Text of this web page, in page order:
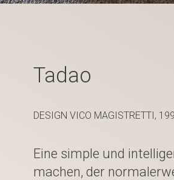
Tadao
DESIGN VICO MAGISTRETTI,
Eine simple und
machen, der